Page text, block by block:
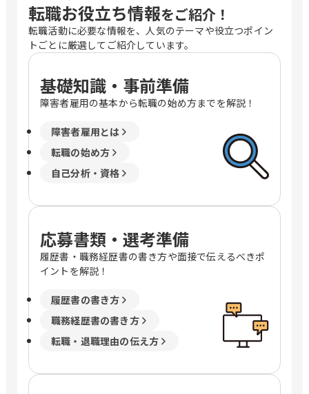
転職お役立ち情報をご紹介！
転職活動に必要な情報を、人気のテーマや役立つポイン
トごとに厳選してご紹介しています。
基礎知識・事前準備
障害者雇用の基本から転職の始め方までを解説！
障害者雇用とは
転職の始め方
自己分析・資格
応募書類・選考準備
履歴書・職務経歴書の書き方や面接で伝えるべきポ
イントを解説！
履歴書の書き方
職務経歴書の書き方
転職・退職理由の伝え方